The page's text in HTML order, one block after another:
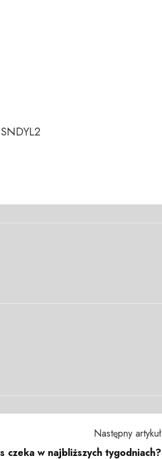
Następny artykuł
czeka w najbliższych tygodniach?